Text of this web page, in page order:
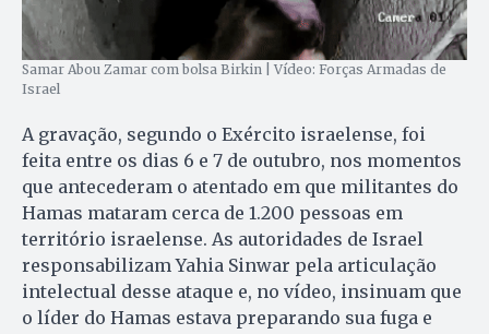
Samar Abou Zamar com bolsa Birkin | Vídeo: Forças Armadas de
Israel
A gravação, segundo o Exército israelense, foi
feita entre os dias 6 e 7 de outubro, nos momentos
que antecederam o atentado em que militantes do
Hamas mataram cerca de 1.200 pessoas em
território israelense. As autoridades de Israel
responsabilizam Yahia Sinwar pela articulação
intelectual desse ataque e, no vídeo, insinuam que
o líder do Hamas estava preparando sua fuga e